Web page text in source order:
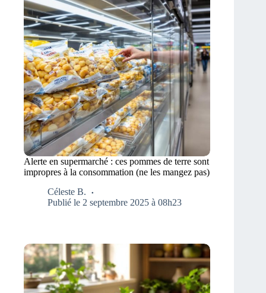
Alerte en supermarché : ces pommes de terre sont
impropres à la consommation (ne les mangez pas)
Céleste B.
Publié le 2 septembre 2025 à 08h23